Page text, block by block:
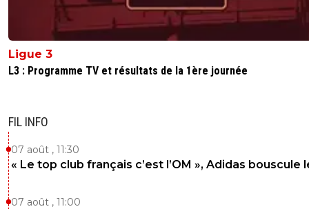
Ligue 3
L3 : Programme TV et résultats de la 1ère journée
FIL INFO
07 août , 11:30
« Le top club français c’est l’OM », Adidas bouscule
07 août , 11:00